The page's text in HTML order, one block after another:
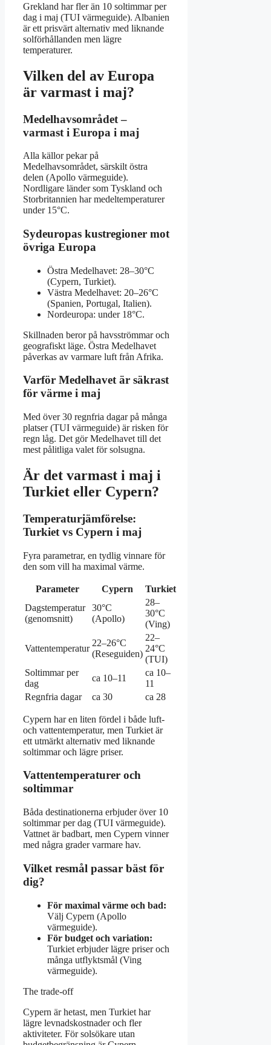
Grekland har fler än 10 soltimmar per
dag i maj (TUI värmeguide). Albanien
är ett prisvärt alternativ med liknande
solförhållanden men lägre
temperaturer.
Vilken del av Europa
är varmast i maj?
Medelhavsområdet –
varmast i Europa i maj
Alla källor pekar på
Medelhavsområdet, särskilt östra
delen (Apollo värmeguide).
Nordligare länder som Tyskland och
Storbritannien har medeltemperaturer
under 15°C.
Sydeuropas kustregioner mot
övriga Europa
Östra Medelhavet: 28–30°C
(Cypern, Turkiet).
Västra Medelhavet: 20–26°C
(Spanien, Portugal, Italien).
Nordeuropa: under 18°C.
Skillnaden beror på havsströmmar och
geografiskt läge. Östra Medelhavet
påverkas av varmare luft från Afrika.
Varför Medelhavet är säkrast
för värme i maj
Med över 30 regnfria dagar på många
platser (TUI värmeguide) är risken för
regn låg. Det gör Medelhavet till det
mest pålitliga valet för solsugna.
Är det varmast i maj i
Turkiet eller Cypern?
Temperaturjämförelse:
Turkiet vs Cypern i maj
Fyra parametrar, en tydlig vinnare för
den som vill ha maximal värme.
Parameter Cypern
Turkiet
Dagstemperatur
(genomsnitt)
30°C
(Apollo)
28–
30°C
(Ving)
Vattentemperatur
22–26°C
(Reseguiden)
22–
24°C
(TUI)
Soltimmar per
dag
ca 10–11
ca 10–
11
Regnfria dagar
ca 30 ca 28
Cypern har en liten fördel i både luft-
och vattentemperatur, men Turkiet är
ett utmärkt alternativ med liknande
soltimmar och lägre priser.
Vattentemperaturer och
soltimmar
Båda destinationerna erbjuder över 10
soltimmar per dag (TUI värmeguide).
Vattnet är badbart, men Cypern vinner
med några grader varmare hav.
Vilket resmål passar bäst för
dig?
För maximal värme och bad:
Välj Cypern (Apollo
värmeguide).
För budget och variation:
Turkiet erbjuder lägre priser och
många utflyktsmål (Ving
värmeguide).
The trade-off
Cypern är hetast, men Turkiet har
lägre levnadskostnader och fler
aktiviteter. För solsökare utan